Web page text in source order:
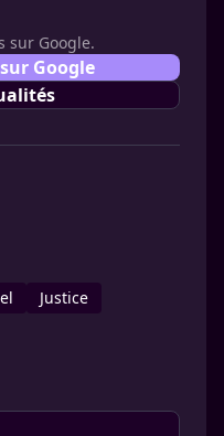
sur Google.
Google
Justice